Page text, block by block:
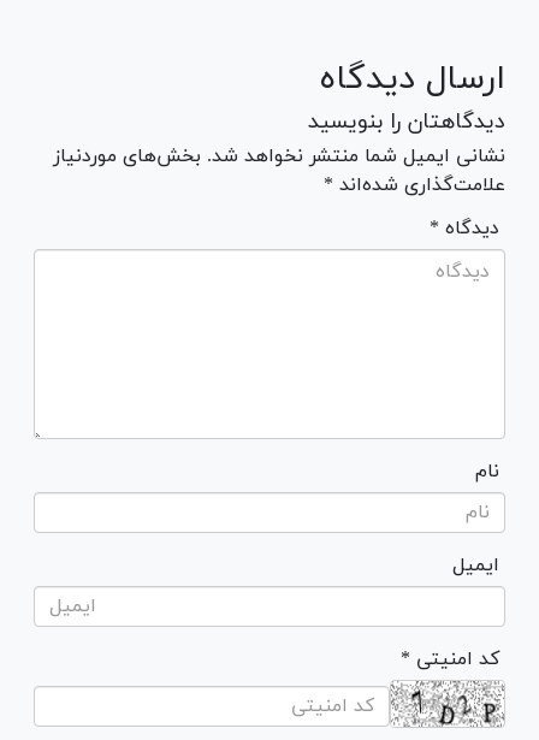
ارسال دیدگاه
دیدگاهتان را بنویسید
نشانی ایمیل شما منتشر نخواهد شد. بخش‌های موردنیاز
علامت‌گذاری شده‌اند *
* دیدگاه
نام
ایمیل
* کد امنیتی